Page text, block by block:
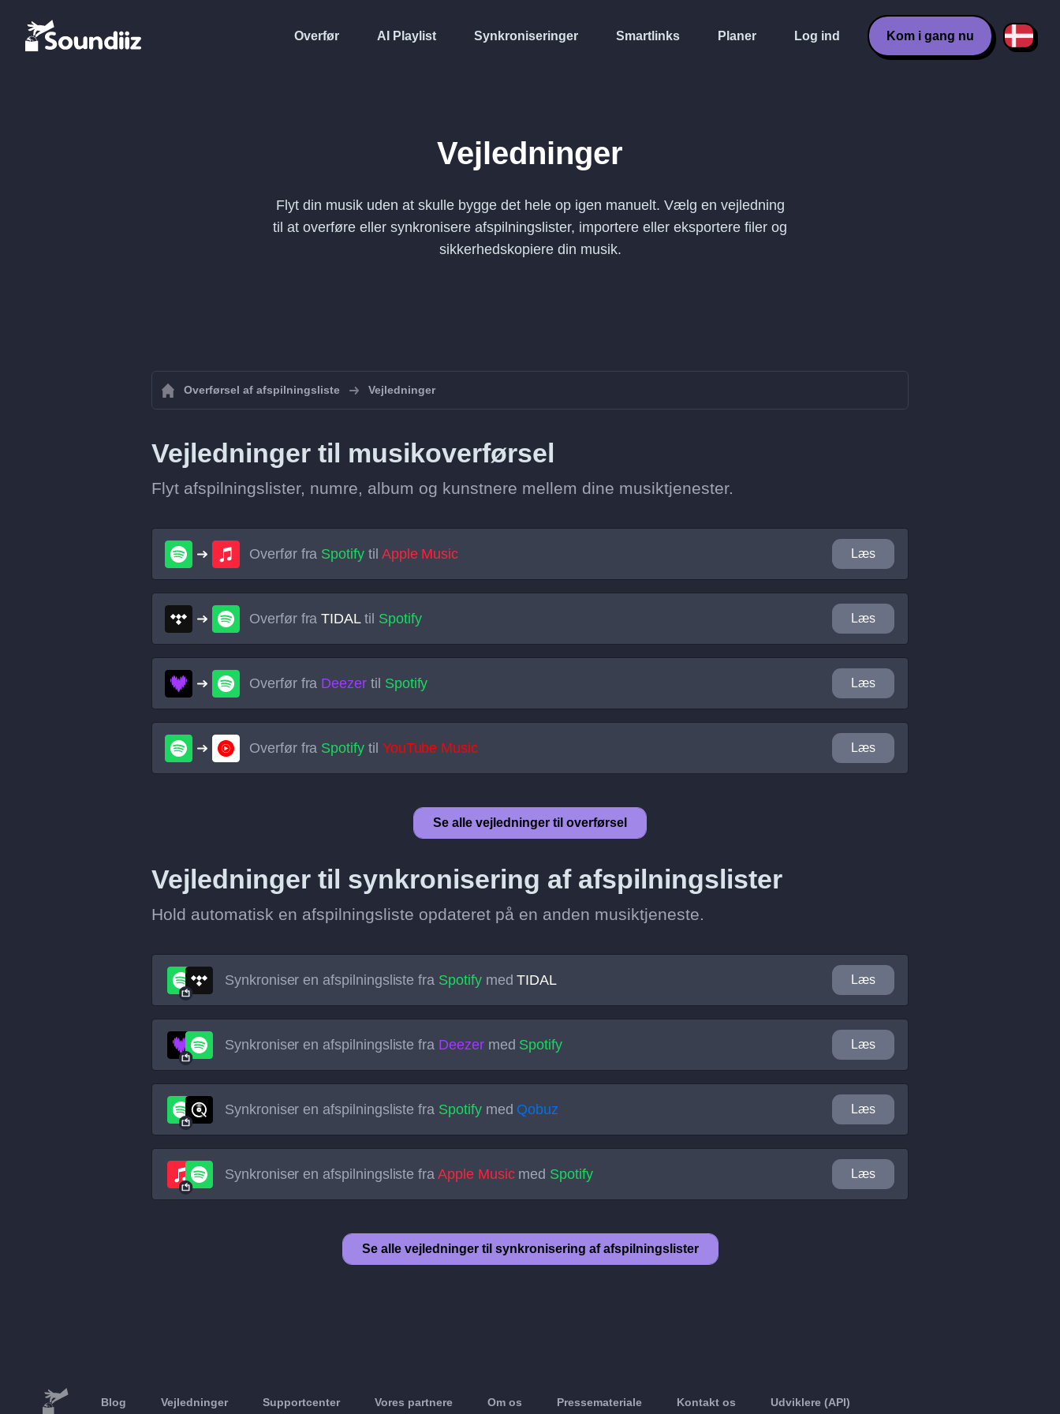
Overfør AI Playlist Synkroniseringer Smartlinks Planer Log ind Kom i gang nu
Vejledninger
Flyt din musik uden at skulle bygge det hele op igen manuelt. Vælg en vejledning
til at overføre eller synkronisere afspilningslister, importere eller eksportere filer og
sikkerhedskopiere din musik.
Overførsel af afspilningsliste Vejledninger
Vejledninger til musikoverførsel
Flyt afspilningslister, numre, album og kunstnere mellem dine musiktjenester.
Overfør fra Spotifytil Apple Music Læs
Overfør fraTIDALtil Spotify Læs
Overfør fra Deezer til Spotify Læs
Overfør fra Spotifytil YouTube Music Læs
Se alle vejledninger til overførsel
Vejledninger til synkronisering af afspilningslister
Hold automatisk en afspilningsliste opdateret på en anden musiktjeneste.
Synkroniser en afspilningsliste fra SpotifymedTIDAL Læs
Synkroniser en afspilningsliste fra Deezermed Spotify Læs
Synkroniser en afspilningsliste fra Spotifymed Qobuz Læs
Synkroniser en afspilningsliste fraApple Musicmed Spotify Læs
Se alle vejledninger til synkronisering af afspilningslister
Blog Vejledninger Supportcenter Vores partnere Om os Pressemateriale Kontakt os Udviklere (API)